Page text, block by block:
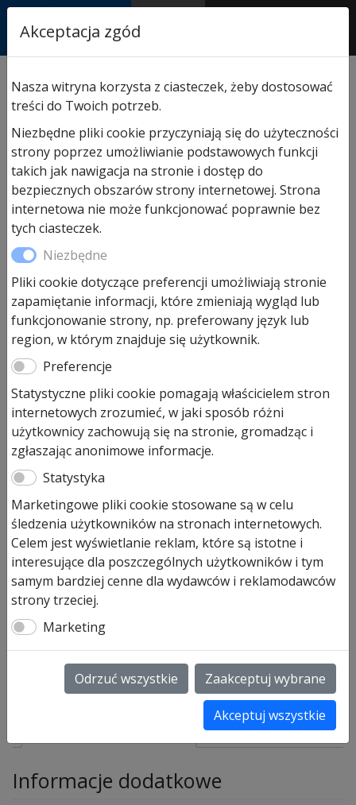
AUTORYZOWANY
PARTNER & SERWIS
wejściowych/ Rozeta owalna zewnętrzna (przykręcana)
stal nierdzewna
Rozeta owalna zewnętrzna
(przykręcana) stal nierdzewna
156,00zł
Pozostało tylko: 2 (może być zamówiony)
ilość
Rozeta
owalna
zewnętrzna
(przykręcana)
stal
nierdzewna
Rozeta owalna zewnętrzna (przykręcana)
stal nierdzewna, przystosowana pod wkładkę
patentową
Towar na zamówienie z Niemiec, czas oczekiwania ok
14 dni
Dopasowana do drzwi z serii:
✔ TPS, TH, IP
691124
Informacje dodatkowe
Akceptacja zgód
Nasza witryna korzysta z ciasteczek, żeby dostosować
treści do Twoich potrzeb.
Niezbędne pliki cookie przyczyniają się do użyteczności
strony poprzez umożliwianie podstawowych funkcji
takich jak nawigacja na stronie i dostęp do
bezpiecznych obszarów strony internetowej. Strona
internetowa nie może funkcjonować poprawnie bez
tych ciasteczek.
Niezbędne
Pliki cookie dotyczące preferencji umożliwiają stronie
zapamiętanie informacji, które zmieniają wygląd lub
funkcjonowanie strony, np. preferowany język lub
region, w którym znajduje się użytkownik.
Preferencje
Statystyczne pliki cookie pomagają właścicielem stron
internetowych zrozumieć, w jaki sposób różni
użytkownicy zachowują się na stronie, gromadząc i
zgłaszając anonimowe informacje.
Statystyka
Marketingowe pliki cookie stosowane są w celu
śledzenia użytkowników na stronach internetowych.
Celem jest wyświetlanie reklam, które są istotne i
interesujące dla poszczególnych użytkowników i tym
samym bardziej cenne dla wydawców i reklamodawców
strony trzeciej.
Marketing
Odrzuć wszystkie Zaakceptuj wybrane
Akceptuj wszystkie